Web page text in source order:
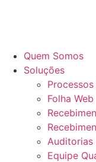
Quem Somos
Soluções
Folha Web
Auditorias
Equipe